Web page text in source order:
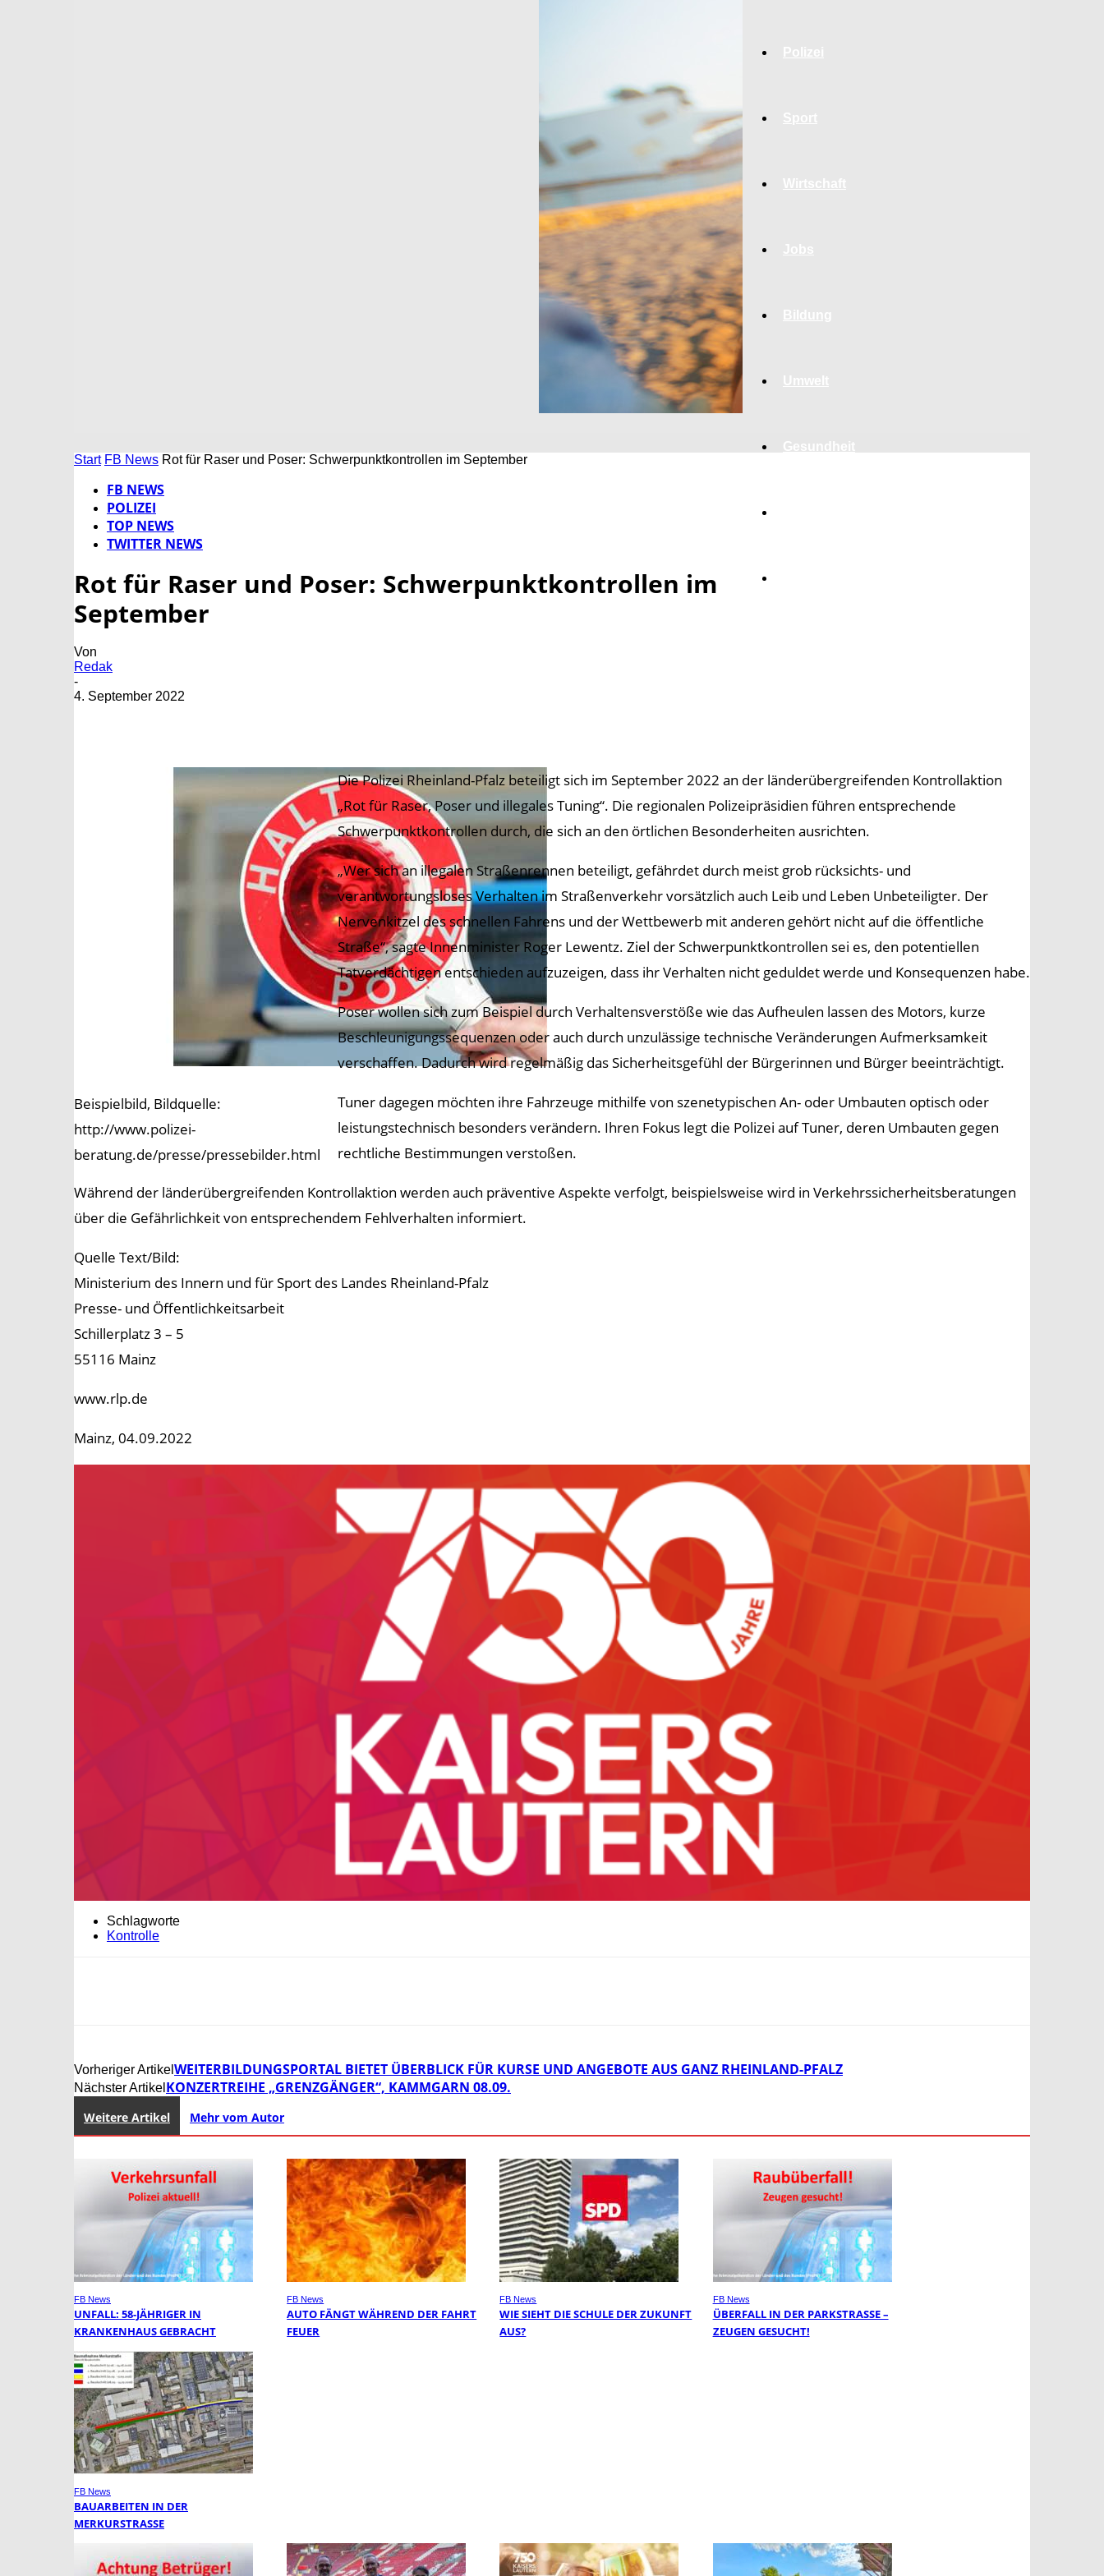
Gesundheit
Start FB News Rot für Raser und Poser: Schwerpunktkontrollen im September
FB NEWS
POLIZEI
TOP NEWS
TWITTER NEWS
Rot für Raser und Poser: Schwerpunktkontrollen im
September
Von
Redak
-
4. September 2022
Beispielbild, Bildquelle:
http://www.polizei-
beratung.de/presse/pressebilder.html
Die Polizei Rheinland-Pfalz beteiligt sich im September 2022 an der länderübergreifenden Kontrollaktion
„Rot für Raser, Poser und illegales Tuning“. Die regionalen Polizeipräsidien führen entsprechende
Schwerpunktkontrollen durch, die sich an den örtlichen Besonderheiten ausrichten.
„Wer sich an illegalen Straßenrennen beteiligt, gefährdet durch meist grob rücksichts- und
verantwortungsloses Verhalten im Straßenverkehr vorsätzlich auch Leib und Leben Unbeteiligter. Der
Nervenkitzel des schnellen Fahrens und der Wettbewerb mit anderen gehört nicht auf die öffentliche
Straße“, sagte Innenminister Roger Lewentz. Ziel der Schwerpunktkontrollen sei es, den potentiellen
Tatverdächtigen entschieden aufzuzeigen, dass ihr Verhalten nicht geduldet werde und Konsequenzen habe.
Poser wollen sich zum Beispiel durch Verhaltensverstöße wie das Aufheulen lassen des Motors, kurze
Beschleunigungssequenzen oder auch durch unzulässige technische Veränderungen Aufmerksamkeit
verschaffen. Dadurch wird regelmäßig das Sicherheitsgefühl der Bürgerinnen und Bürger beeinträchtigt.
Tuner dagegen möchten ihre Fahrzeuge mithilfe von szenetypischen An- oder Umbauten optisch oder
leistungstechnisch besonders verändern. Ihren Fokus legt die Polizei auf Tuner, deren Umbauten gegen
rechtliche Bestimmungen verstoßen.
Während der länderübergreifenden Kontrollaktion werden auch präventive Aspekte verfolgt, beispielsweise wird in Verkehrssicherheitsberatungen
über die Gefährlichkeit von entsprechendem Fehlverhalten informiert.
Quelle Text/Bild:
Ministerium des Innern und für Sport des Landes Rheinland-Pfalz
Presse- und Öffentlichkeitsarbeit
Schillerplatz 3 – 5
55116 Mainz
www.rlp.de
Mainz, 04.09.2022
Schlagworte
Kontrolle
Vorheriger Artikel WEITERBILDUNGSPORTAL BIETET ÜBERBLICK FÜR KURSE UND ANGEBOTE AUS GANZ RHEINLAND-PFALZ
Nächster Artikel KONZERTREIHE „GRENZGÄNGER“, KAMMGARN 08.09.
Weitere Artikel Mehr vom Autor
FB News
UNFALL: 58-JÄHRIGER IN
KRANKENHAUS GEBRACHT
FB News
AUTO FÄNGT WÄHREND DER FAHRT
FEUER
FB News
WIE SIEHT DIE SCHULE DER ZUKUNFT
AUS?
FB News
ÜBERFALL IN DER PARKSTRASSE – Z
EUGEN GESUCHT!
FB News
BAUARBEITEN IN DER
MERKURSTRASSE